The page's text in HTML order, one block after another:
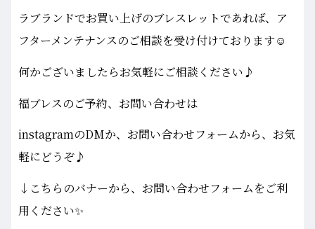
ラブランドでお買い上げのブレスレットであれば、ア
フターメンテナンスのご相談を受け付けております☺
何かございましたらお気軽にご相談ください♪
福ブレスのご予約、お問い合わせは
instagramのDMか、お問い合わせフォームから、お気
軽にどうぞ♪
↓こちらのバナーから、お問い合わせフォームをご利
用ください✨